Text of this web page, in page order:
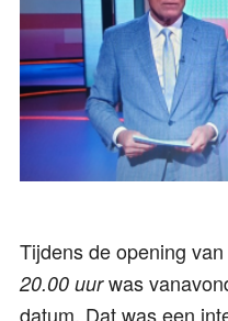
Tijdens de opening
20.00 uurwas
datum. Dat was een